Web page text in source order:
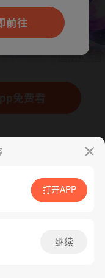
App免费看
免费看
打开APP
继续
开App新用
前往